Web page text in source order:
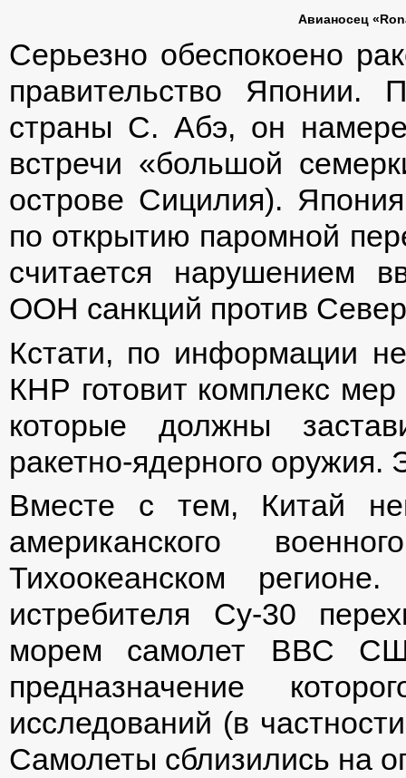
Авианосец
Серьезно обеспокоено
правительство Японии.
страны С. Абэ, он
встречи «большой
острове Сицилия).
по открытию паромной
считается нарушением
ООН санкций против
Кстати, по информации
КНР готовит комплекс
которые должны
ракетно-ядерного
Вместе с тем, Китай
американского
Тихоокеанском
истребителя Су-30
морем самолет ВВС
предназначение
исследований (в
Самолеты сблизились на